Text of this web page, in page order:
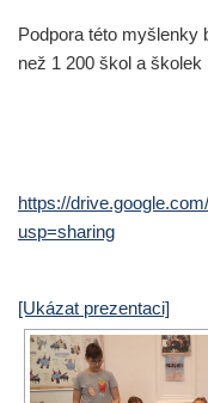
Podpora této myšlenky
než 1 200 škol a školek
https://
usp=sharing
[Ukázat prezentaci]